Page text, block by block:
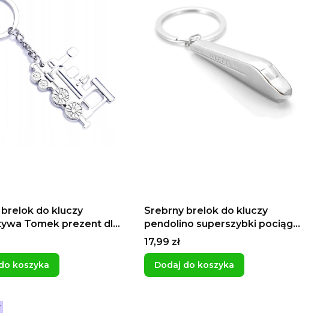
do kluczy
Tomek prezent dla
kolei pociąg prezent
koszyka
Srebrny brelok do kluczy
pendolino superszybki pociąg
TGV pamiątka prezent dla
kolejarza PKP dla podróżnika na
wakacje
Cena
17,99 zł
Dodaj do koszyka